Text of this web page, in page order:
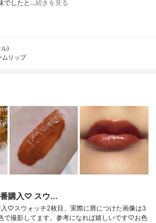
でしたと…続きを見る
)
ムリップ
購入♡ スウ...
♡スウォッチ2枚目、実際に唇につけた画像は3
で撮影してます。参考になれば嬉しいです♡お色